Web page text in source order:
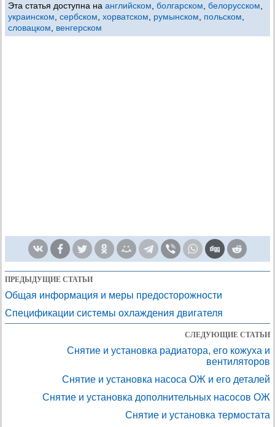
Эта статья доступна на английском болгарском белорусском
украинском сербском хорватском румынском польском
словацком
венгерском
ПРЕДЫДУЩИЕ СТАТЬИ
Общая информация и меры предосторожности
Спецификации системы охлаждения двигателя
СЛЕДУЮЩИЕ СТАТЬИ
Снятие и установка радиатора, его кожуха и
вентиляторов
Снятие и установка насоса ОЖ и его деталей
Снятие и установка дополнительных насосов ОЖ
Снятие и установка термостата